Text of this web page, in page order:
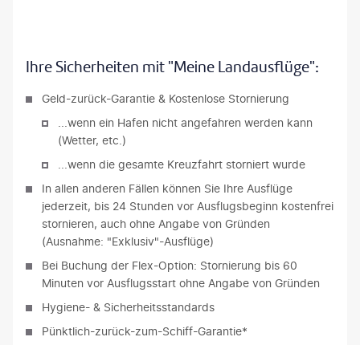
Ihre Sicherheiten mit "Meine Landausflüge":
Geld-zurück-Garantie & Kostenlose Stornierung
...wenn ein Hafen nicht angefahren werden kann
(Wetter, etc.)
...wenn die gesamte Kreuzfahrt storniert wurde
In allen anderen Fällen können Sie Ihre Ausflüge
jederzeit, bis 24 Stunden vor Ausflugsbeginn kostenfrei
stornieren, auch ohne Angabe von Gründen
(Ausnahme: "Exklusiv"-Ausflüge)
Bei Buchung der Flex-Option: Stornierung bis 60
Minuten vor Ausflugsstart ohne Angabe von Gründen
Hygiene- & Sicherheitsstandards
Pünktlich-zurück-zum-Schiff-Garantie*